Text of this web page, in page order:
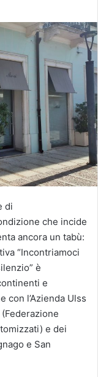
di
che incide
ancora un tabù:
“Incontriamoci
è
e
con l’Azienda Ulss
e dei
e San